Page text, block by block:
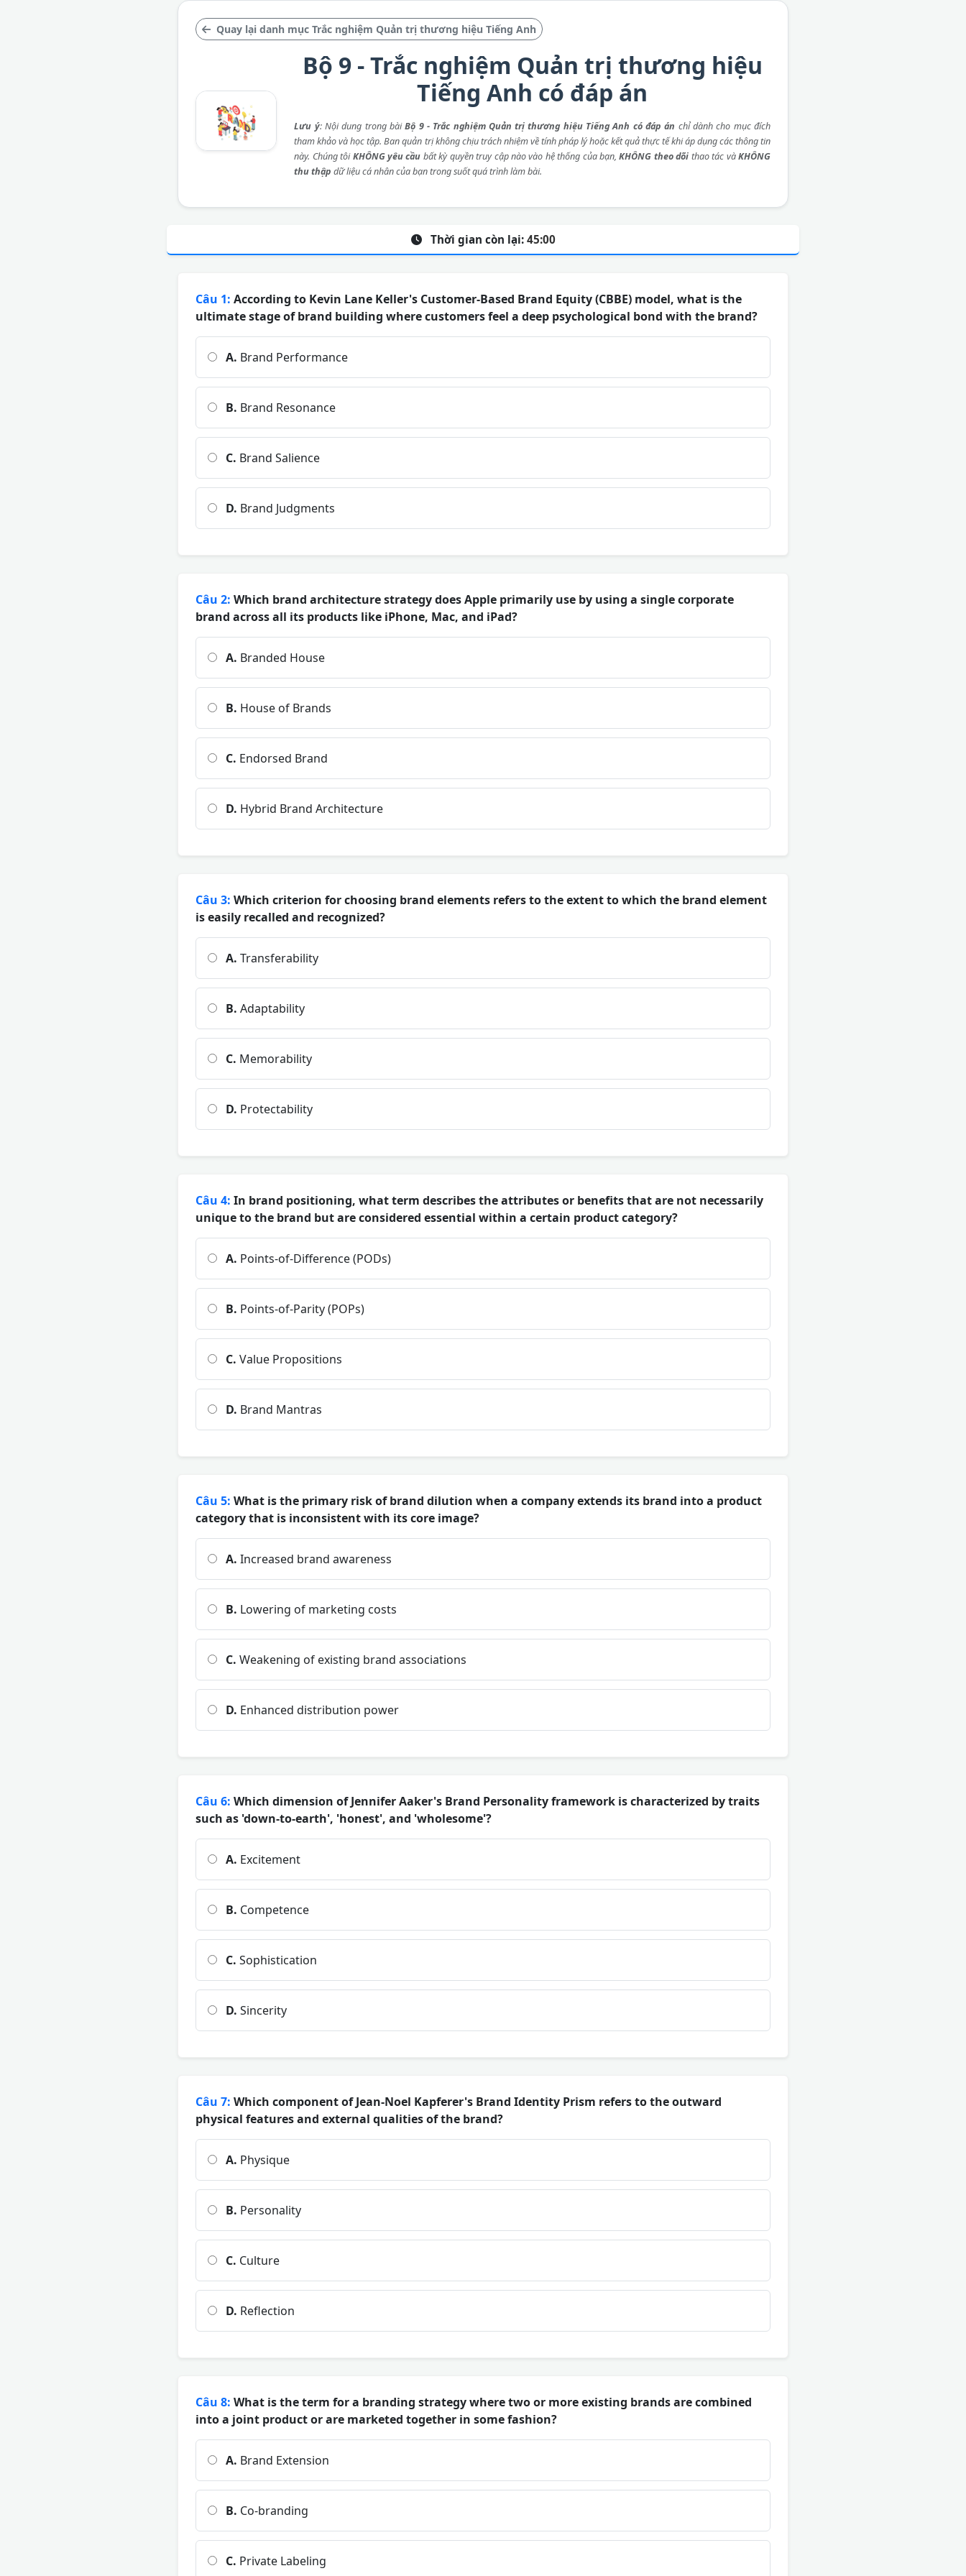
Quay lại danh mục Trắc nghiệm Quản trị thương hiệu Tiếng Anh
Bộ 9 - Trắc nghiệm Quản trị thương hiệu
Tiếng Anh có đáp án
Lưu ý: Nội dung trong bàiBộ 9 - Trắc nghiệm Quản trị thương hiệu Tiếng Anh có đáp án chỉ dành cho mục đích
tham khảo và học tập. Ban quản trị không chịu trách nhiệm về tính pháp lý hoặc kết quả thực tế khi áp dụng các thông tin
này. Chúng tôiKHÔNG yêu cầu bất kỳ quyền truy cập nào vào hệ thống của bạn,KHÔNG theo dõi thao tác vàKHÔNG
thu thập dữ liệu cá nhân của bạn trong suốt quá trình làm bài.
Thời gian còn lại: 45:00
Câu 1: According to Kevin Lane Keller's Customer-Based Brand Equity (CBBE) model, what is the
ultimate stage of brand building where customers feel a deep psychological bond with the brand?
A. Brand Performance
B. Brand Resonance
C. Brand Salience
D. Brand Judgments
Câu 2: Which brand architecture strategy does Apple primarily use by using a single corporate
brand across all its products like iPhone, Mac, and iPad?
A. Branded House
B. House of Brands
C. Endorsed Brand
D. Hybrid Brand Architecture
Câu 3: Which criterion for choosing brand elements refers to the extent to which the brand element
is easily recalled and recognized?
A. Transferability
B. Adaptability
C. Memorability
D. Protectability
Câu 4: In brand positioning, what term describes the attributes or benefits that are not necessarily
unique to the brand but are considered essential within a certain product category?
A. Points-of-Difference (PODs)
B. Points-of-Parity (POPs)
C. Value Propositions
D. Brand Mantras
Câu 5: What is the primary risk of brand dilution when a company extends its brand into a product
category that is inconsistent with its core image?
A. Increased brand awareness
B. Lowering of marketing costs
C. Weakening of existing brand associations
D. Enhanced distribution power
Câu 6: Which dimension of Jennifer Aaker's Brand Personality framework is characterized by traits
such as 'down-to-earth', 'honest', and 'wholesome'?
A. Excitement
B. Competence
C. Sophistication
D. Sincerity
Câu 7: Which component of Jean-Noel Kapferer's Brand Identity Prism refers to the outward
physical features and external qualities of the brand?
A. Physique
B. Personality
C. Culture
D. Reflection
Câu 8: What is the term for a branding strategy where two or more existing brands are combined
into a joint product or are marketed together in some fashion?
A. Brand Extension
B. Co-branding
C. Private Labeling